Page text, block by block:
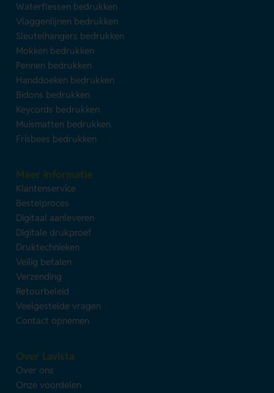
Waterflessen bedrukken
Vlaggenlijnen bedrukken
Sleutelhangers bedrukken
Mokken bedrukken
Pennen bedrukken
Handdoeken bedrukken
Bidons bedrukken
Keycords bedrukken
Muismatten bedrukken
Frisbees bedrukken
Meer informatie
Klantenservice
Bestelproces
Digitaal aanleveren
Digitale drukproef
Druktechnieken
Veilig betalen
Verzending
Retourbeleid
Veelgestelde vragen
Contact opnemen
Over Lavista
Over ons
Onze voordelen